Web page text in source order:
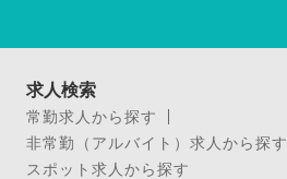
求人検索
常勤求人から探す
非常勤（アルバイト）求人から探す
スポット求人から探す